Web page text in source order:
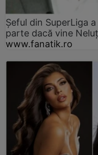
Șeful din SuperLiga
parte dacă vine
www.fanatik.ro